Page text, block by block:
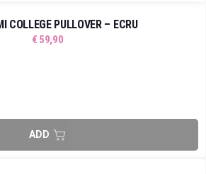
COLLEGE PULLOVER – ECRU
€ 59,90